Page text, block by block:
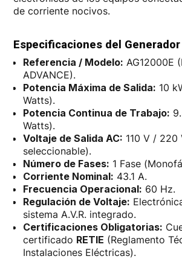
de corriente nocivos.
Especificaciones del
Referencia / Modelo: AG12000E
ADVANCE).
Potencia Máxima de Salida: 10
Watts).
Potencia Continua de Trabajo:
Watts).
Voltaje de Salida AC: 110 V /
seleccionable).
Número de Fases: 1 Fase
Corriente Nominal: 43.1 A.
Frecuencia Operacional: 60 Hz.
Regulación de Voltaje:
sistema A.V.R. integrado.
Certificaciones Obligatorias:
certificado RETIE (Reglamento
Instalaciones Eléctricas).